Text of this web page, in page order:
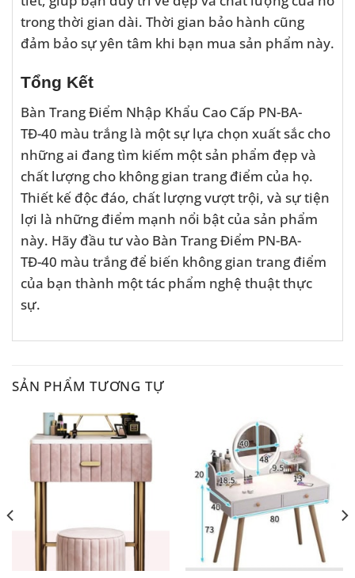
trong thời gian dài. Thời gian bảo hành cũng
đảm bảo sự yên tâm khi bạn mua sản phẩm này.
Tổng Kết
Bàn Trang Điểm Nhập Khẩu Cao Cấp PN-BA-
TĐ-40 màu trắng là một sự lựa chọn xuất sắc cho
những ai đang tìm kiếm một sản phẩm đẹp và
chất lượng cho không gian trang điểm của họ.
Thiết kế độc đáo, chất lượng vượt trội, và sự tiện
lợi là những điểm mạnh nổi bật của sản phẩm
này. Hãy đầu tư vào Bàn Trang Điểm PN-BA-
TĐ-40 màu trắng để biến không gian trang điểm
của bạn thành một tác phẩm nghệ thuật thực
sự.
SẢN PHẨM TƯƠNG TỰ